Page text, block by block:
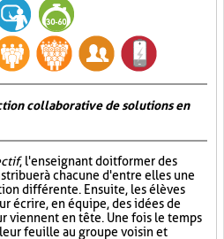
collaborative de solutions en
, l'enseignant doit former des
à chacune d'entre elles une
différente. Ensuite, les élèves
écrire, en équipe, des idées de
viennent en tête. Une fois le temps
feuille au groupe voisin et